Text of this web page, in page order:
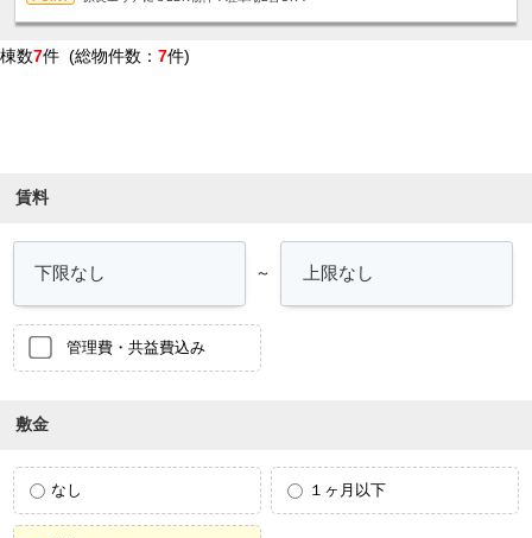
棟数7件 (総物件数： 7件)
賃料
～
管理費・共益費込み
敷金
なし １ヶ月以下